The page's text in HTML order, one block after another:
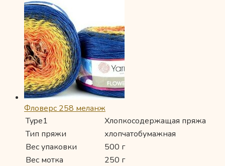
Фловерс 258 меланж
Type1
Хлопкосодержащая пряжа
Тип пряжи
хлопчатобумажная
Вес упаковки
500 г
Вес мотка
250 г